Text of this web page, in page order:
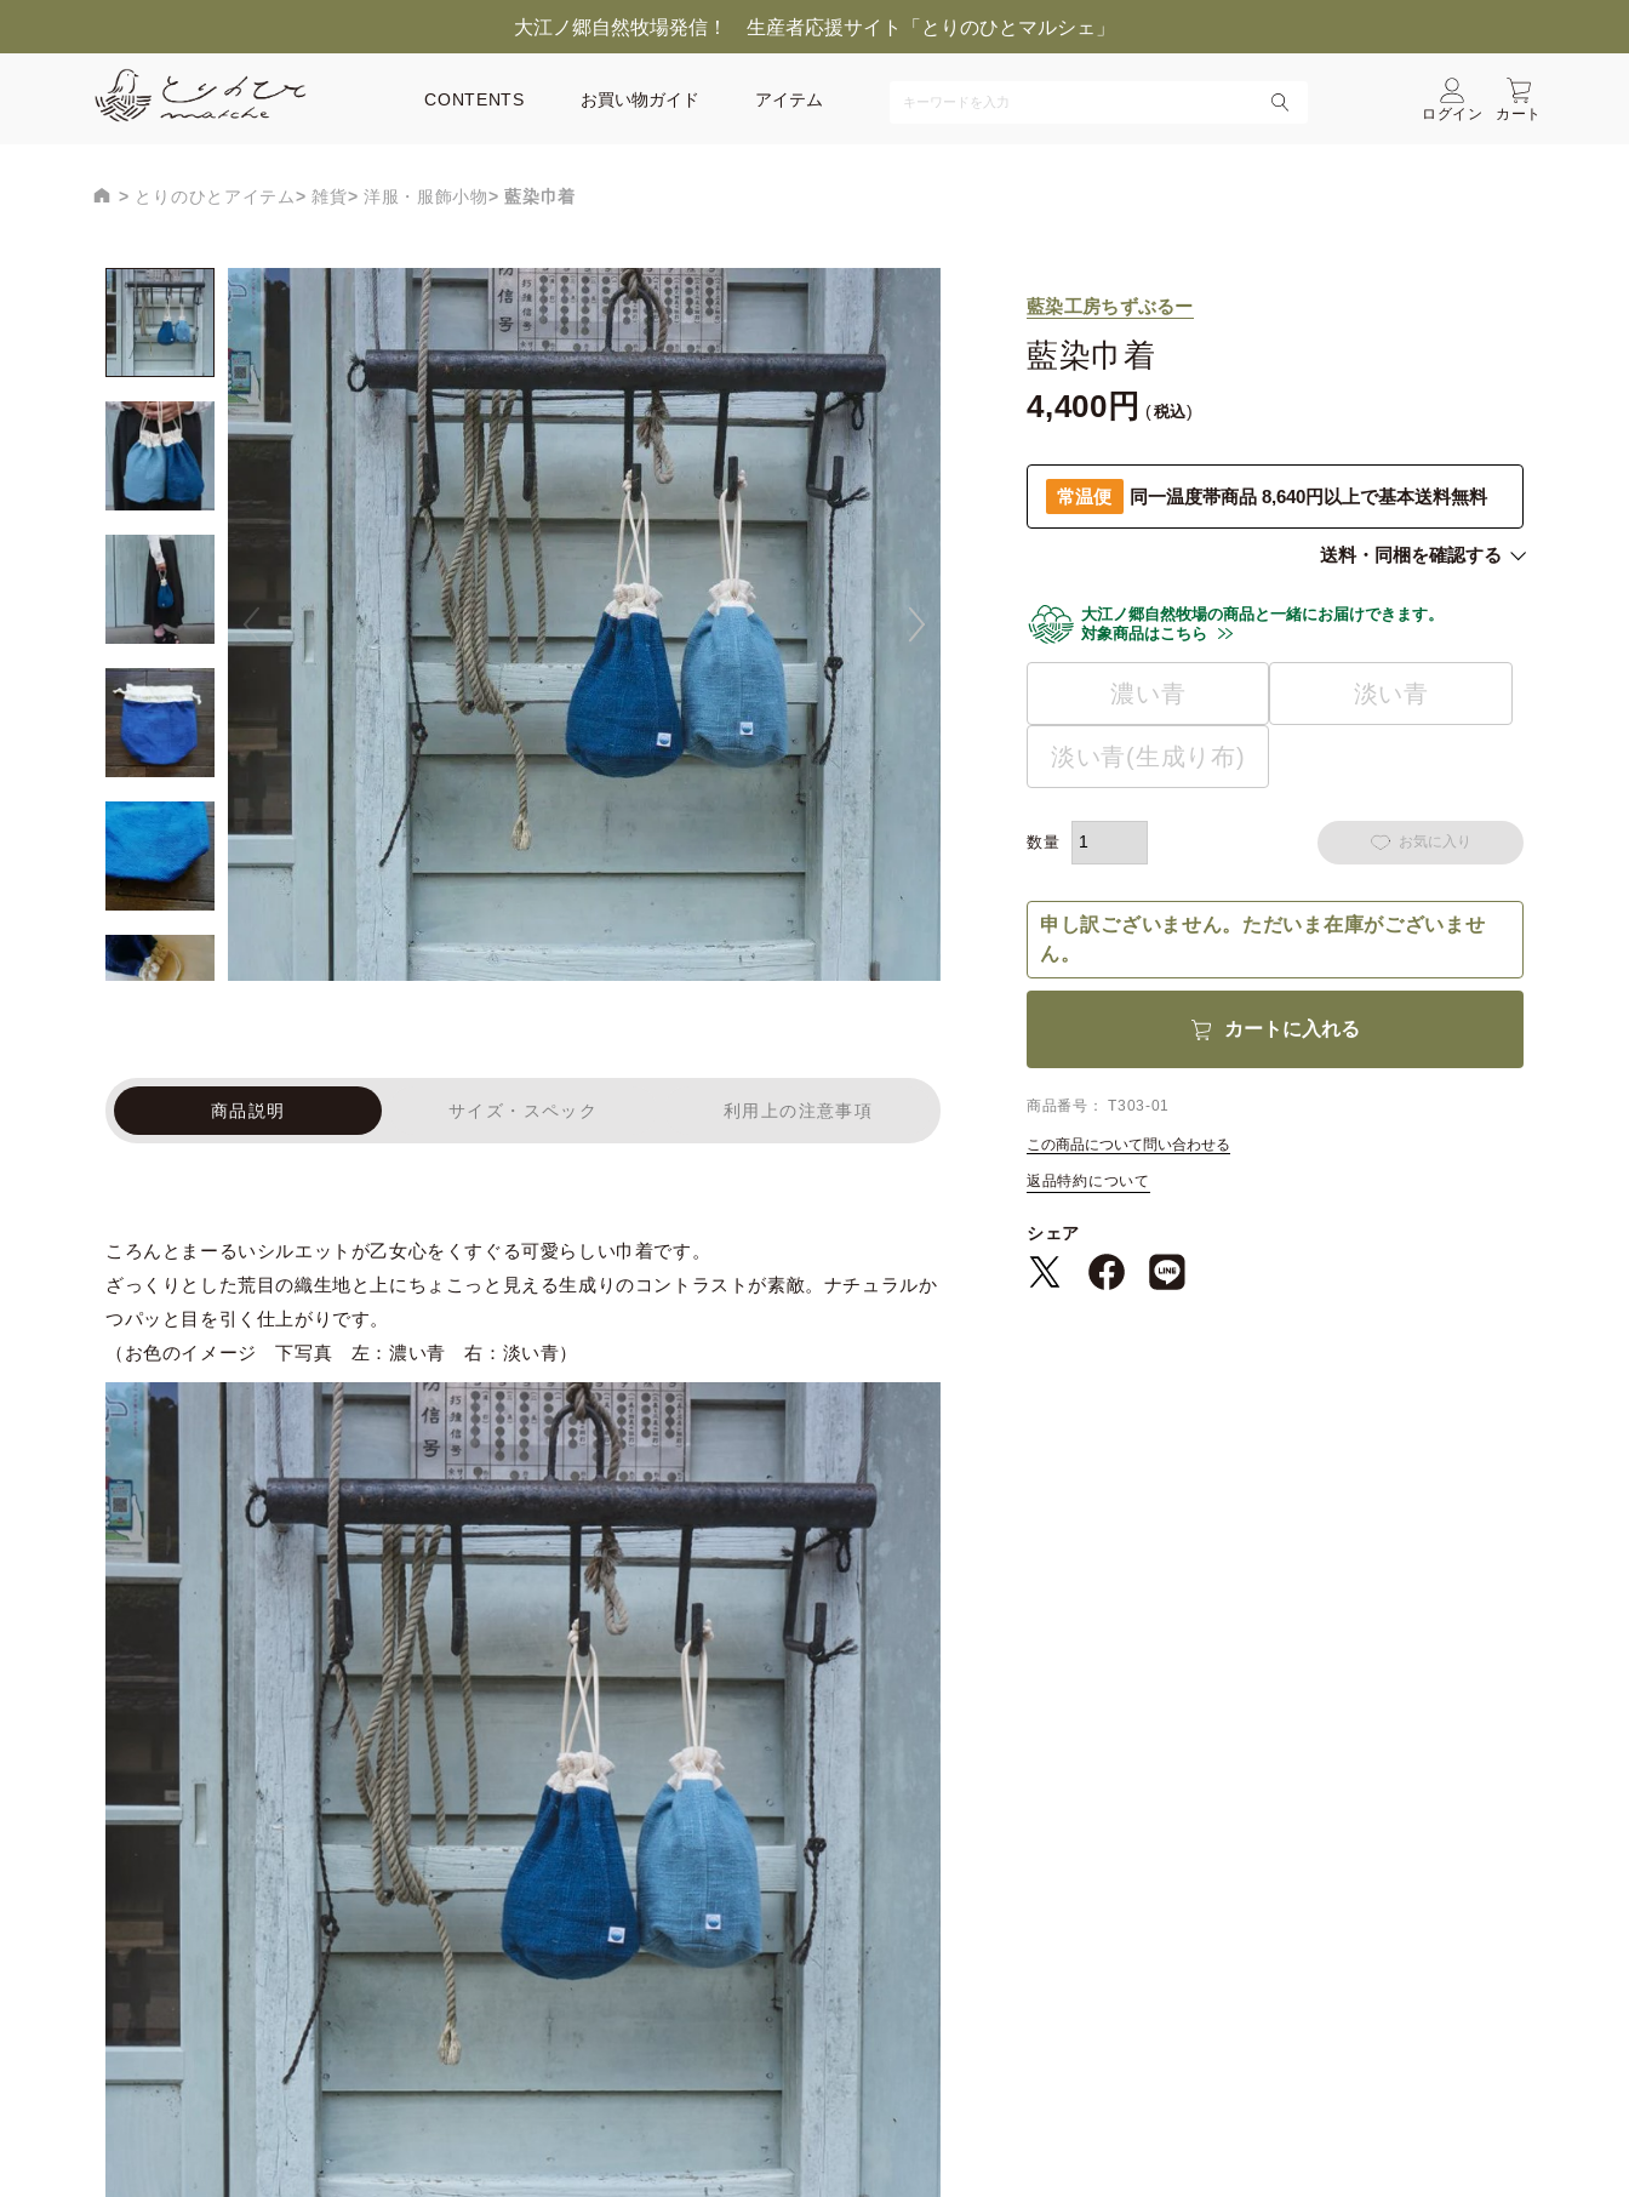
大江ノ郷自然牧場発信！ 生産者応援サイト「とりのひとマルシェ」
CONTENTS お買い物ガイド アイテム
ログイン カート
とりのひとアイテム 雑貨 洋服・服飾小物 藍染巾着
藍染工房ちずぶるー
藍染巾着
4,400
税込
常温便 同一温度帯商品 8,640円以上で基本送料無料
送料・同梱を確認する
大江ノ郷自然牧場の商品と一緒にお届けできます。
対象商品はこちら
濃い青 淡い青
淡い青(生成り布)
お気に入り
申し訳ございません。ただいま在庫がございませ
ん。
カートに入れる
商品番号 T303-01
この商品について問い合わせる
返品特約について
シェア
商品説明 サイズ・スペック 利用上の注意事項
ころんとまーるいシルエットが乙女心をくすぐる可愛らしい巾着です。
ざっくりとした荒目の織生地と上にちょこっと見える生成りのコントラストが素敵。ナチュラルか
つパッと目を引く仕上がりです。
（お色のイメージ 下写真 左：濃い青 右：淡い青）